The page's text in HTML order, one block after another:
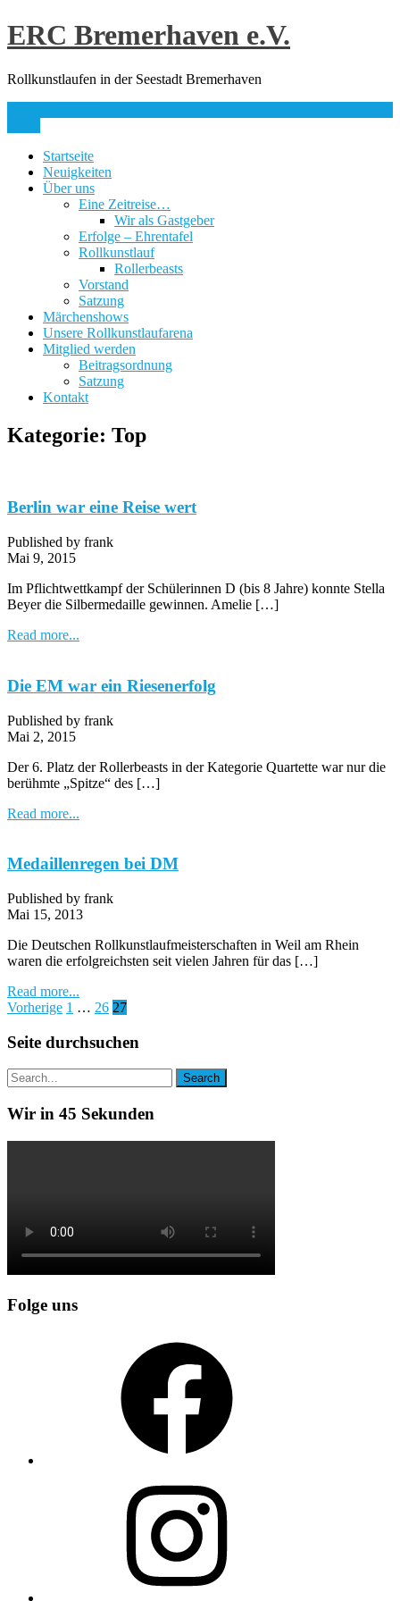
Skip
to
ERC Bremerhaven e.V.
Rollkunstlaufen in der Seestadt Bremerhaven
Startseite
Neuigkeiten
Über uns
Eine Zeitreise…
Wir als Gastgeber
Erfolge – Ehrentafel
Rollkunstlauf
Rollerbeasts
Vorstand
Satzung
Märchenshows
Unsere Rollkunstlaufarena
Mitglied werden
Beitragsordnung
Satzung
Kontakt
Kategorie: Top
Berlin war eine Reise wert
Published by frank
Mai 9, 2015
Im Pflichtwettkampf der Schülerinnen D (bis 8 Jahre) konnte Stella
Beyer die Silbermedaille gewinnen. Amelie […]
Read more...
Die EM war ein Riesenerfolg
Published by frank
Mai 2, 2015
Der 6. Platz der Rollerbeasts in der Kategorie Quartette war nur die
berühmte „Spitze“ des […]
Read more...
Medaillenregen bei DM
Published by frank
Mai 15, 2013
Die Deutschen Rollkunstlaufmeisterschaften in Weil am Rhein
waren die erfolgreichsten seit vielen Jahren für das […]
Read more...
Seitennummerierung
der
Vorherige 1 … 26 27
Seite durchsuchen
Wir in 45 Sekunden
Folge uns